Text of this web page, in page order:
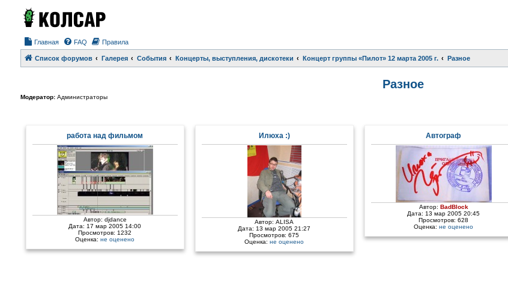
Главная FAQ Правила
Список форумов Галерея События Концерты, выступления, дискотеки Концерт группы «Пилот» 12 марта 2005 г. Разное
Разное
Модератор: Администраторы
работа над фильмом
Автор: djdance
Дата: 17 мар 2005 14:00
Просмотров: 1232
Оценка:не оценено
Илюха :)
Автор:ALISA
Дата: 13 мар 2005 21:27
Просмотров: 675
Оценка:не оценено
Автограф
Автор: BadBlock
Дата: 13 мар 2005 20:45
Просмотров: 628
Оценка:не оценено